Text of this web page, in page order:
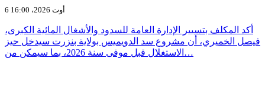
6 أوت 2026، 16:00
أكد المكلف بتسيير الإدارة العامة للسدود والأشغال المائية الكبرى،
فيصل الخميري، أن مشروع سد الدويميس بولاية بنزرت سيدخل حيز
الاستغلال قبل موفى سنة 2026، بما سيمكن من…